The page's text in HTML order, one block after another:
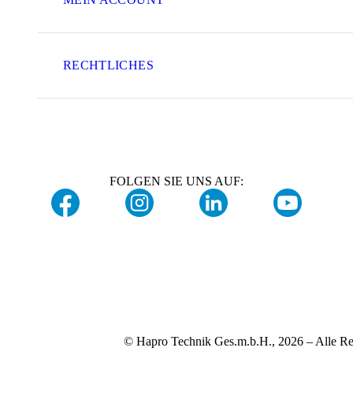
RECHTLICHES
FOLGEN SIE UNS AUF:
© Hapro Technik Ges.m.b.H., 2026 – Alle